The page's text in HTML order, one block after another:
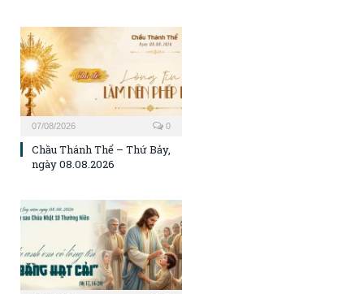
07/08/2026 0
Chầu Thánh Thể – Thứ Bảy,
ngày 08.08.2026